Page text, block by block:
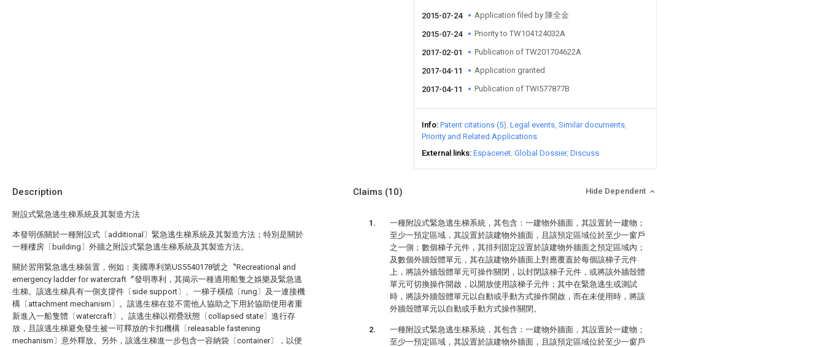
2015-07-24 Application filed by 陳全金
2015-07-24 Priority to TW104124032A
2017-02-01 Publication of TW201704622A
2017-04-11 Application granted
2017-04-11 Publication of TWI577877B
Info Patent citations (5) Legal events Similar documents
Priority and Related Applications
External links Espacenet Global Dossier Discuss
Description
附設式緊急逃生梯系統及其製造方法
本發明係關於一種附設式〔additional〕緊急逃生梯系統及其製造方法；特別是關於
一種樓房〔building〕外牆之附設式緊急逃生梯系統及其製造方法。
關於習用緊急逃生梯裝置，例如：美國專利第US5540178號之〝Recreational and
emergency ladder for watercraft〞發明專利，其揭示一種適用船隻之娛樂及緊急逃
生梯。該逃生梯具有一側支撐件〔side support〕、一梯子橫檔〔rung〕及一連接機
構〔attachment mechanism〕。該逃生梯在並不需他人協助之下用於協助使用者重
新進入一船隻體〔watercraft〕。該逃生梯以褶疊狀態〔collapsed state〕進行存
放，且該逃生梯避免發生被一可釋放的卡扣機構〔releasable fastening
mechanism〕意外釋放。另外，該逃生梯進一步包含一容納袋〔container〕，以便
Claims (10) Hide Dependent
一種附設式緊急逃生梯系統，其包含：一建物外牆面，其設置於一建物；
至少一預定區域，其設置於該建物外牆面，且該預定區域位於至少一窗戶
之一側；數個梯子元件，其排列固定設置於該建物外牆面之預定區域內；
及數個外牆殼體單元，其在該建物外牆面上對應覆蓋於每個該梯子元件
上，將該外牆殼體單元可操作關閉，以封閉該梯子元件，或將該外牆殼體
單元可切換操作開啟，以開放使用該梯子元件；其中在緊急逃生或測試
時，將該外牆殼體單元以自動或手動方式操作開啟，而在未使用時，將該
外牆殼體單元以自動或手動方式操作關閉。
一種附設式緊急逃生梯系統，其包含：一建物外牆面，其設置於一建物；
至少一預定區域，其設置於該建物外牆面，且該預定區域位於至少一窗戶